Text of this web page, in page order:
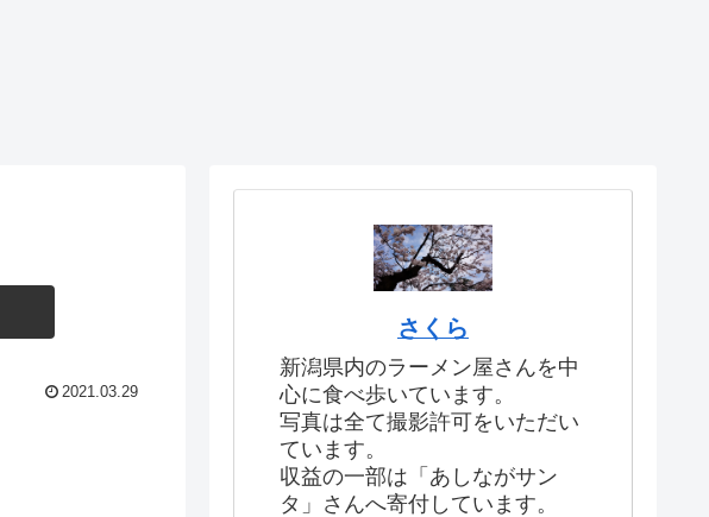
2021.03.29
さくら
新潟県内のラーメン屋さんを中
心に食べ歩いています。
写真は全て撮影許可をいただい
ています。
収益の一部は「あしながサン
タ」さんへ寄付しています。